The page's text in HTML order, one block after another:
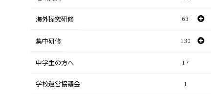
社会探究 23
人文探究 9
海外探究研修 63
探究研修 28
集中研修 130
集中研修（スポーツ探究科） 36
集中研修（ビジネス探究科） 56
中学生の方へ 17
学校運営協議会 1